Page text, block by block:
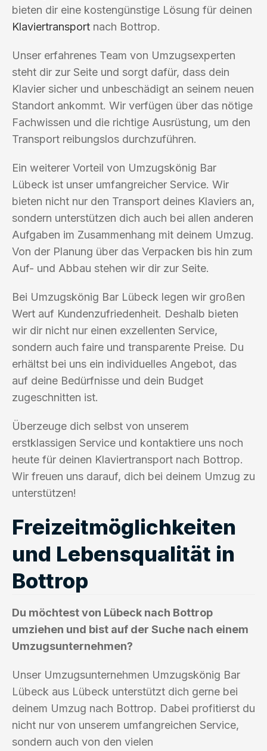
bieten dir eine kostengünstige Lösung für deinen
Klaviertransport nach Bottrop.
Unser erfahrenes Team von Umzugsexperten
steht dir zur Seite und sorgt dafür, dass dein
Klavier sicher und unbeschädigt an seinem neuen
Standort ankommt. Wir verfügen über das nötige
Fachwissen und die richtige Ausrüstung, um den
Transport reibungslos durchzuführen.
Ein weiterer Vorteil von Umzugskönig Bar
Lübeck ist unser umfangreicher Service. Wir
bieten nicht nur den Transport deines Klaviers an,
sondern unterstützen dich auch bei allen anderen
Aufgaben im Zusammenhang mit deinem Umzug.
Von der Planung über das Verpacken bis hin zum
Auf- und Abbau stehen wir dir zur Seite.
Bei Umzugskönig Bar Lübeck legen wir großen
Wert auf Kundenzufriedenheit. Deshalb bieten
wir dir nicht nur einen exzellenten Service,
sondern auch faire und transparente Preise. Du
erhältst bei uns ein individuelles Angebot, das
auf deine Bedürfnisse und dein Budget
zugeschnitten ist.
Überzeuge dich selbst von unserem
erstklassigen Service und kontaktiere uns noch
heute für deinen Klaviertransport nach Bottrop.
Wir freuen uns darauf, dich bei deinem Umzug zu
unterstützen!
Freizeitmöglichkeiten
und Lebensqualität in
Bottrop
Du möchtest von Lübeck nach Bottrop
umziehen und bist auf der Suche nach einem
Umzugsunternehmen?
Unser Umzugsunternehmen Umzugskönig Bar
Lübeck aus Lübeck unterstützt dich gerne bei
deinem Umzug nach Bottrop. Dabei profitierst du
nicht nur von unserem umfangreichen Service,
sondern auch von den vielen